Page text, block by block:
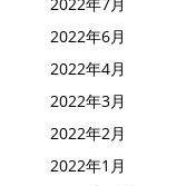
2022年9月
2022年7月
2022年6月
2022年4月
2022年3月
2022年2月